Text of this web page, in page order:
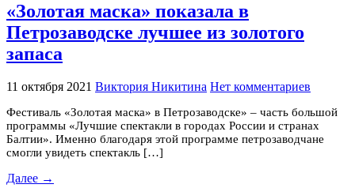
«Золотая маска» показала в
Петрозаводске лучшее из золотого
запаса
11 октября 2021 Виктория Никитина Нет комментариев
Фестиваль «Золотая маска» в Петрозаводске» – часть большой
программы «Лучшие спектакли в городах России и странах
Балтии». Именно благодаря этой программе петрозаводчане
смогли увидеть спектакль […]
Далее →